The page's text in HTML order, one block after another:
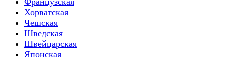
Французская
Хорватская
Чешская
Шведская
Швейцарская
Японская